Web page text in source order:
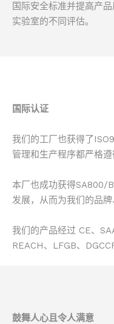
国际安全标准并提高产
实验室的不同评估。
国际认证
我们的工厂也获得了
管理和生产程序都严格遵
本厂也成功获得SA800/
发展，从而为我们的品
我们的产品经过 CE、
REACH、LFGB、
鼓舞人心且令人满意